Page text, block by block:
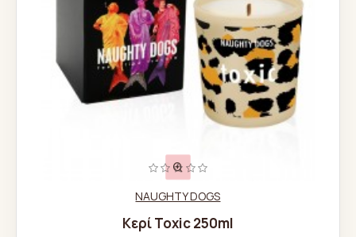
NAUGHTY DOGS
Κερί Toxic 250ml